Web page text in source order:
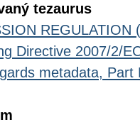
tezaurus
REGULATION
Directive 2007/2/
metadata,